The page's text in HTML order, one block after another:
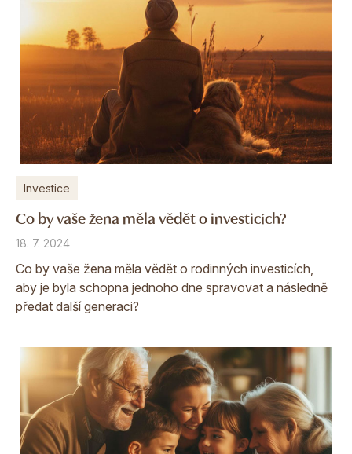
Investice
Co by vaše žena měla vědět o investicích?
18. 7. 2024
Co by vaše žena měla vědět o rodinných investicích,
aby je byla schopna jednoho dne spravovat a následně
předat další generaci?